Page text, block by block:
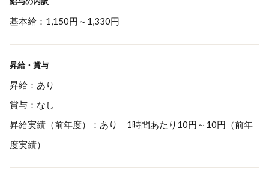
基本給：1,150円～1,330円
昇給・賞与
昇給：あり
賞与：なし
昇給実績（前年度）：あり 1時間あたり10円～10円（前年
度実績）